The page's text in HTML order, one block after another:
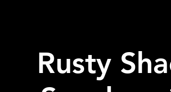
Rusty